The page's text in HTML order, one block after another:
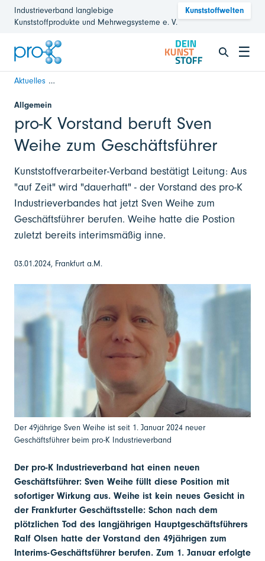
Industrieverband langlebige
Kunststoffprodukte und Mehrwegsysteme e. V.
Kunststoffwelten
☰
Aktuelles
Allgemein
pro-K Vorstand beruft Sven
Weihe zum Geschäftsführer
Kunststoffverarbeiter-Verband bestätigt Leitung: Aus
"auf Zeit" wird "dauerhaft" - der Vorstand des pro-K
Industrieverbandes hat jetzt Sven Weihe zum
Geschäftsführer berufen. Weihe hatte die Postion
zuletzt bereits interimsmäßig inne.
03.01.2024, Frankfurt a.M.
Der 49jährige Sven Weihe ist seit 1. Januar 2024 neuer
Geschäftsführer beim pro-K Industrieverband
Der pro-K Industrieverband hat einen neuen
Geschäftsführer: Sven Weihe füllt diese Position mit
sofortiger Wirkung aus. Weihe ist kein neues Gesicht in
der Frankfurter Geschäftsstelle: Schon nach dem
plötzlichen Tod des langjährigen Hauptgeschäftsführers
Ralf Olsen hatte der Vorstand den 49jährigen zum
Interims-Geschäftsführer berufen. Zum 1. Januar erfolgte